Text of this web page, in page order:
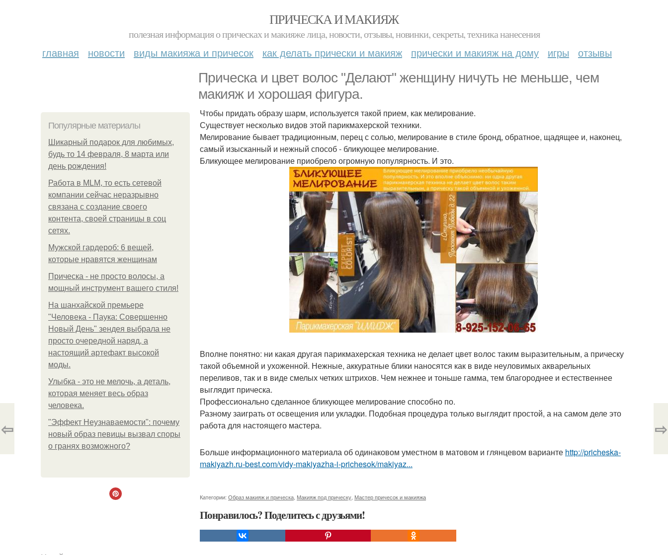
ПРИЧЕСКА И МАКИЯЖ
полезная информация о прическах и макияже лица, новости, отзывы, новинки, секреты, техника нанесения
главная новости виды макияжа и причесок как делать прически и макияж прически и макияж на дому игры отзывы
Прическа и цвет волос "Делают" женщину ничуть не меньше, чем
макияж и хорошая фигура.
Популярные материалы
Шикарный подарок для любимых,
будь то 14 февраля, 8 марта или
день рождения!
Работа в MLM, то есть сетевой
компании сейчас неразрывно
связана с создание своего
контента, своей страницы в соц
сетях.
Мужской гардероб: 6 вещей,
которые нравятся женщинам
Прическа - не просто волосы, а
мощный инструмент вашего стиля!
На шанхайской премьере
"Человека - Паука: Совершенно
Новый День" зендея выбрала не
просто очередной наряд, а
настоящий артефакт высокой
моды.
Улыбка - это не мелочь, а деталь,
которая меняет весь образ
человека.
"Эффект Неузнаваемости": почему
новый образ певицы вызвал споры
о гранях возможного?
Чтобы придать образу шарм, используется такой прием, как мелирование.
Существует несколько видов этой парикмахерской техники.
Мелирование бывает традиционным, перец с солью, мелирование в стиле бронд, обратное, щадящее и, наконец,
самый изысканный и нежный способ - бликующее мелирование.
Бликующее мелирование приобрело огромную популярность. И это.
Вполне понятно: ни какая другая парикмахерская техника не делает цвет волос таким выразительным, а прическу
такой объемной и ухоженной. Нежные, аккуратные блики наносятся как в виде неуловимых акварельных
переливов, так и в виде смелых четких штрихов. Чем нежнее и тоньше гамма, тем благороднее и естественнее
выглядит прическа.
Профессионально сделанное бликующее мелирование способно по.
Разному заиграть от освещения или укладки. Подобная процедура только выглядит простой, а на самом деле это
работа для настоящего мастера.
Больше информационного материала об одинаковом уместном в матовом и глянцевом варианте http://pricheska-
makiyazh.ru-best.com/vidy-makiyazha-i-prichesok/makiyaz...
Категории: Образ макияж и прическа Макияж под прическу Мастер причесок и макияжа
Понравилось? Поделитесь с друзьями!
⇦ ⇨